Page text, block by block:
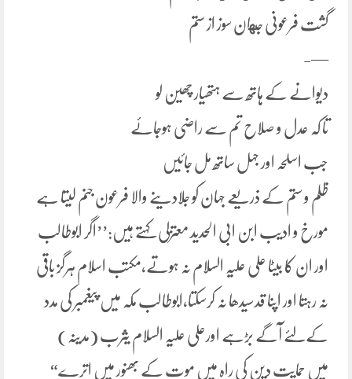
گشت فرعونی جهان سوز از ستم
—-
دیوانے کے ہاتھ سے ہتھیار چھین لو
تا کہ عدل و صلاح تم سے راضی ہوجائے
جب اسلحہ اور جہل ساتھ مل جائیں
ظلم و ستم کے ذریعے جہان کو جلادینے والا فرعون جنم لیتا ہے
مورخ و ادیب ابن ابی الحدید معتزلی کہتے ہیں:’’اگر ابوطالب
اور ان کا بیٹا علی علیہ السلام نہ ہوتے،مکتب اسلام ہرگز باقی
نہ رہتا اور اپنا قدسیدھا نہ کرسکتا،ابوطالب مکہ میں پیغمبر کی مدد
کےلئے آگے بڑہے اورعلی علیہ السلام یثرب (مدینہ)
میں حمایت دین کی راہ میں موت کے بھنور میں اترے“